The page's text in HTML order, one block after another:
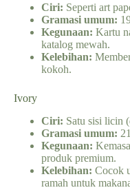
Ciri: Seperti art
Gramasi umum:
Kegunaan: Kartu
katalog mewah.
Kelebihan:
kokoh.
Ivory
Ciri: Satu sisi licin
Gramasi umum:
Kegunaan:
produk premium.
Kelebihan: Cocok
ramah untuk